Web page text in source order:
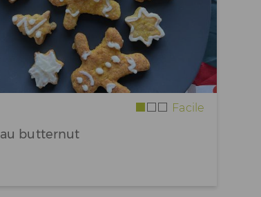
Facile
au butternut